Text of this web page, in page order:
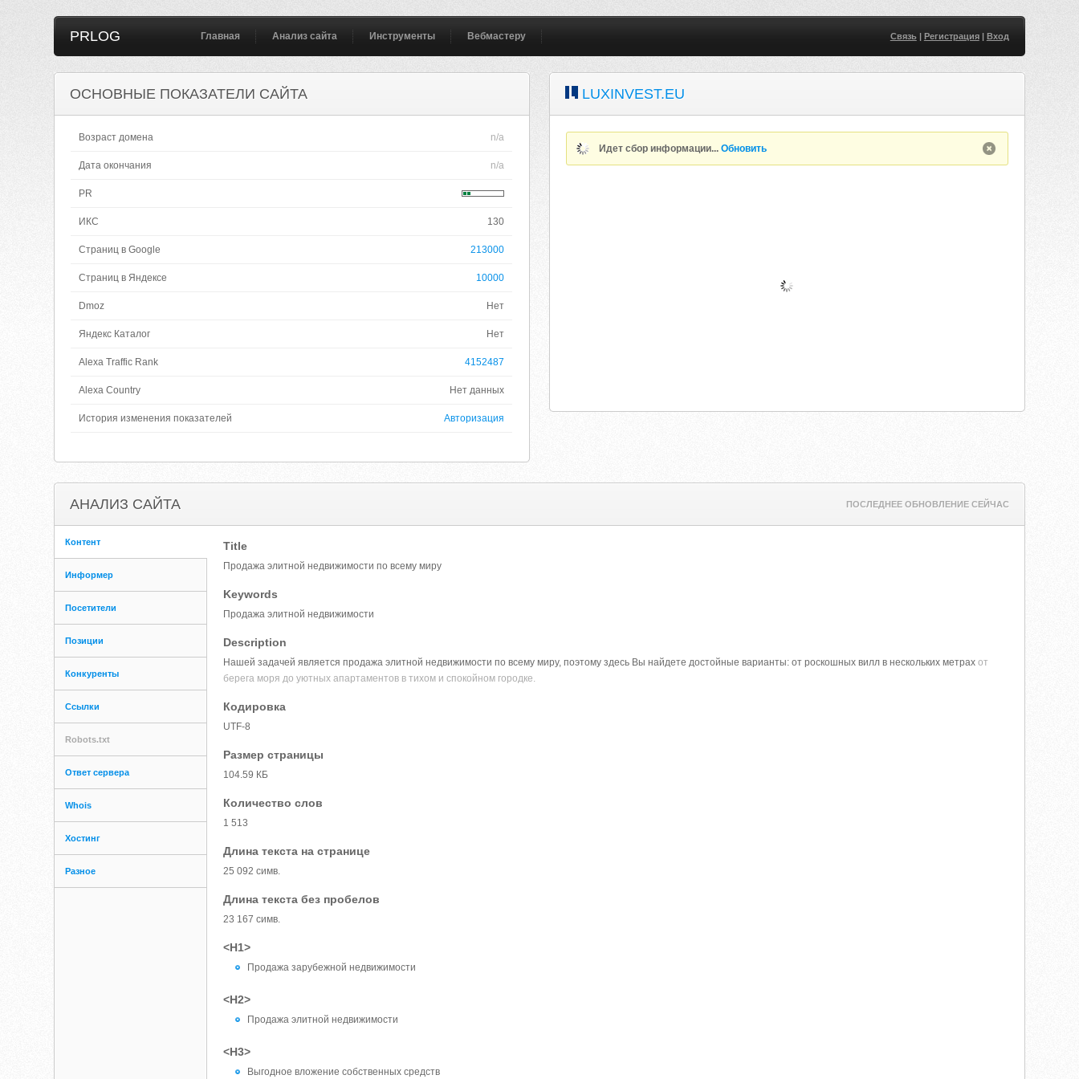
PRLOG Главная Анализ сайта Инструменты Вебмастеру Связь| Регистрация| Вход
ОСНОВНЫЕ ПОКАЗАТЕЛИ САЙТА
Возраст домена n/a
Дата окончания n/a
PR
ИКС 130
Страниц в Google 213000
Страниц в Яндексе 10000
Dmoz Нет
Яндекс Каталог Нет
Alexa Traffic Rank 4152487
Alexa Country Нет данных
История изменения показателей Авторизация
LUXINVEST.EU
Идет сбор информации...Обновить
АНАЛИЗ САЙТА ПОСЛЕДНЕЕ ОБНОВЛЕНИЕ СЕЙЧАС
Контент
Информер
Посетители
Позиции
Конкуренты
Ссылки
Robots.txt
Ответ сервера
Whois
Хостинг
Разное
Title
Продажа элитной недвижимости по всему миру
Keywords
Продажа элитной недвижимости
Description
Нашей задачей является продажа элитной недвижимости по всему миру, поэтому здесь Вы найдете достойные варианты: от роскошных вилл в нескольких метрахот
берега моря до уютных апартаментов в тихом и спокойном городке.
Кодировка
UTF-8
Размер страницы
104.59 КБ
Количество слов
1 513
Длина текста на странице
25 092 симв.
Длина текста без пробелов
23 167 симв.
<H1>
Продажа зарубежной недвижимости
<H2>
Продажа элитной недвижимости
<H3>
Выгодное вложение собственных средств